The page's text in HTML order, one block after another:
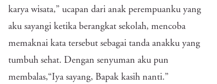
karya wisata,” ucapan dari anak perempuanku yang
aku sayangi ketika berangkat sekolah, mencoba
memaknai kata tersebut sebagai tanda anakku yang
tumbuh sehat. Dengan senyuman aku pun
membalas,“Iya sayang, Bapak kasih nanti.”